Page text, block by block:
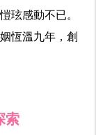
玹感動不已。
恆溫九年，創
索